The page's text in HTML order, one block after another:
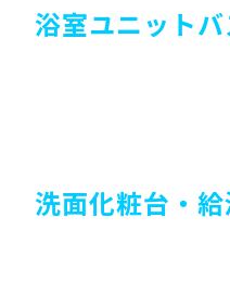
浴室ユニット
洗面化粧台・